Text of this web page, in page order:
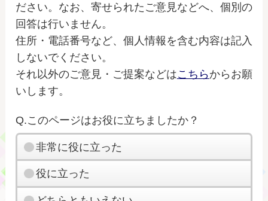
ださい。なお、寄せられたご意見などへ、個別の
回答は行いません。
住所・電話番号など、個人情報を含む内容は記入
しないでください。
それ以外のご意見・ご提案などはこちらからお願
いします。
Q.このページはお役に立ちましたか？
非常に役に立った
役に立った